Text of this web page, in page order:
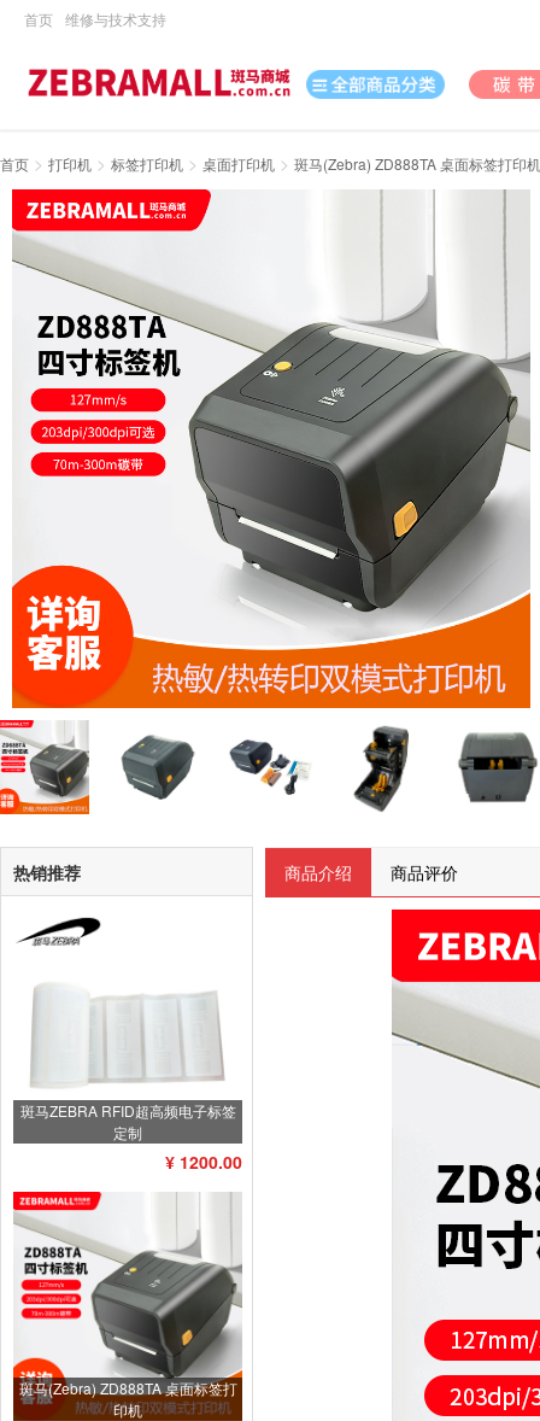
首页 维修与技术支持
打印机
数据采集
数码
办公用品
电脑、办公
打印耗材
日用百货
首页 > 打印机 > 标签打印机 > 桌面打印机 > 斑马(Zebra) ZD888TA 桌面标签打印
热销推荐
斑马ZEBRA RFID超高频电子标签
定制
¥ 1200.00
斑马(Zebra) ZD888TA 桌面标签打
印机
商品介绍 商品评价